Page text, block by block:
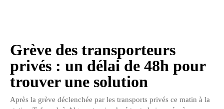
Grève des transporteurs
privés : un délai de 48h pour
trouver une solution
Après la grève déclenchée par les transports privés ce matin à la